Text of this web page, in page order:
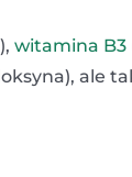
witamina B3
ale